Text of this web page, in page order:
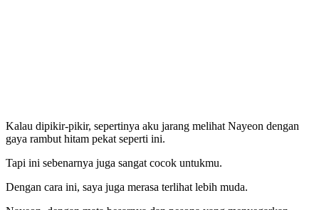
Kalau dipikir-pikir, sepertinya aku jarang melihat Nayeon dengan
gaya rambut hitam pekat seperti ini.
Tapi ini sebenarnya juga sangat cocok untukmu.
Dengan cara ini, saya juga merasa terlihat lebih muda.